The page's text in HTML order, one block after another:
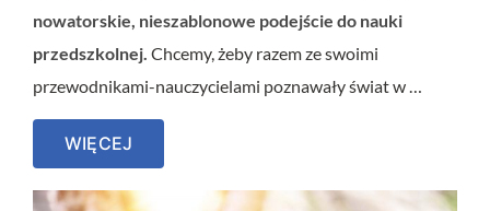
nowatorskie, nieszablonowe podejście do nauki
przedszkolnej. Chcemy, żeby razem ze swoimi
przewodnikami-nauczycielami poznawały świat w …
WIĘCEJ